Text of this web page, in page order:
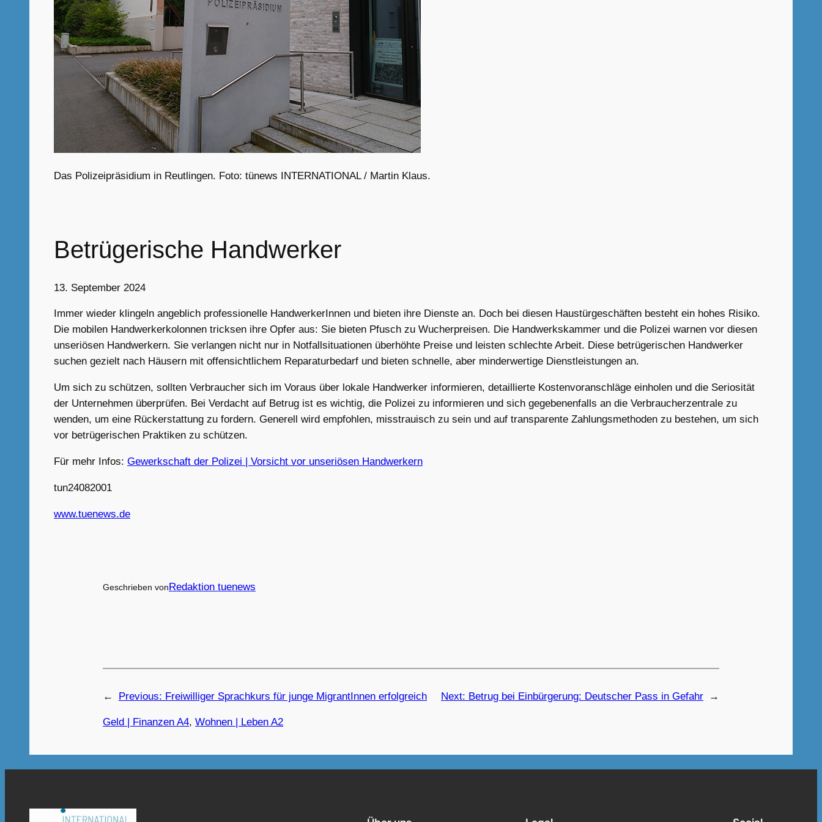
Das Polizeipräsidium in Reutlingen. Foto: tünews INTERNATIONAL / Martin Klaus.
Betrügerische Handwerker
13. September 2024
Immer wieder klingeln angeblich professionelle HandwerkerInnen und bieten ihre Dienste an. Doch bei diesen Haustürgeschäften besteht ein hohes Risiko.
Die mobilen Handwerkerkolonnen tricksen ihre Opfer aus: Sie bieten Pfusch zu Wucherpreisen. Die Handwerkskammer und die Polizei warnen vor diesen
unseriösen Handwerkern. Sie verlangen nicht nur in Notfallsituationen überhöhte Preise und leisten schlechte Arbeit. Diese betrügerischen Handwerker
suchen gezielt nach Häusern mit offensichtlichem Reparaturbedarf und bieten schnelle, aber minderwertige Dienstleistungen an.
Um sich zu schützen, sollten Verbraucher sich im Voraus über lokale Handwerker informieren, detaillierte Kostenvoranschläge einholen und die Seriosität
der Unternehmen überprüfen. Bei Verdacht auf Betrug ist es wichtig, die Polizei zu informieren und sich gegebenenfalls an die Verbraucherzentrale zu
wenden, um eine Rückerstattung zu fordern. Generell wird empfohlen, misstrauisch zu sein und auf transparente Zahlungsmethoden zu bestehen, um sich
vor betrügerischen Praktiken zu schützen.
Für mehr Infos: Gewerkschaft der Polizei | Vorsicht vor unseriösen Handwerkern
tun24082001
www.tuenews.de
Geschrieben vonRedaktion tuenews
← Previous: Freiwilliger Sprachkurs für junge MigrantInnen erfolgreich Next: Betrug bei Einbürgerung: Deutscher Pass in Gefahr →
Geld | Finanzen A4, Wohnen | Leben A2